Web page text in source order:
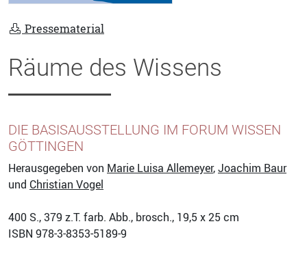
Pressematerial
Räume des Wissens
DIE BASISAUSSTELLUNG IM FORUM WISSEN
GÖTTINGEN
Herausgegeben von Marie Luisa Allemeyer,Joachim Baur
und Christian Vogel
400 S., 379 z.T. farb. Abb., brosch., 19,5 x 25 cm
ISBN 978-3-8353-5189-9